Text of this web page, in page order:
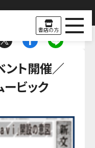
書店の方
ント開催／
ービック